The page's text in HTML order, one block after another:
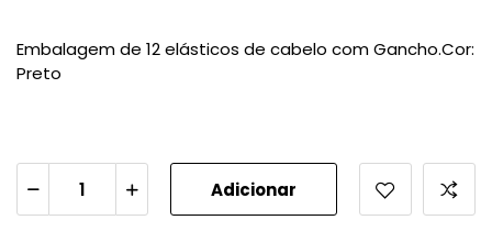
Embalagem de 12 elásticos de cabelo com Gancho.Cor:
Preto
Adicionar